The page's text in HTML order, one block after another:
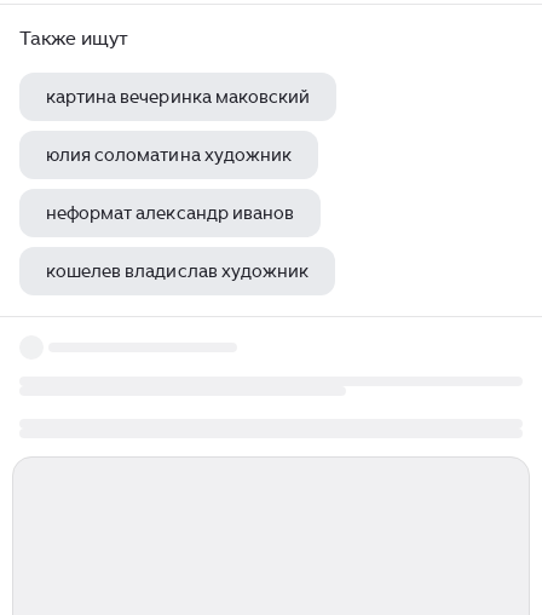
Также ищут
картина вечеринка маковский
юлия соломатина художник
неформат александр иванов
кошелев владислав художник